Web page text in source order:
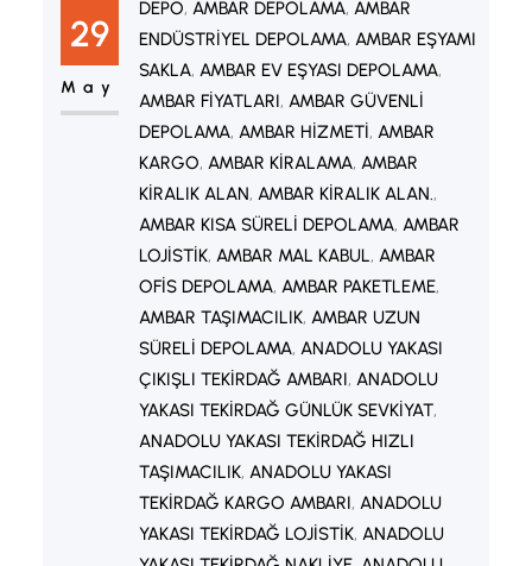
fabrikalar ve kurumsal işletmeler için
sunulan bu hizmet, iş süreçlerinin
kesintiye uğramadan devam
etmesine yardımcı olur. Deneyimli
ekipler tarafından gerçekleştirilen
işyerinakliyatı sayesinde eşyalarınız
güvenle taşınırken zamandan da
tasarruf…
29
May
DEPO, AMBAR DEPOLAMA, AMBAR
ENDÜSTRIYEL DEPOLAMA, AMBAR EŞYAMI
SAKLA, AMBAR EV EŞYASI DEPOLAMA
AMBAR FIYATLARI, AMBAR GÜVENLI
DEPOLAMA, AMBAR HIZMETI, AMBAR
KARGO, AMBAR KIRALAMA, AMBAR
KIRALIK ALAN, AMBAR KIRALIK ALAN.
AMBAR KISA SÜRELI DEPOLAMA, AMBAR
LOJISTIK, AMBAR MAL KABUL, AMBAR
OFIS DEPOLAMA, AMBAR PAKETLEME
AMBAR TAŞIMACILIK, AMBAR UZUN
SÜRELI DEPOLAMA, ANADOLU YAKASI
ÇIKIŞLI TEKIRDAĞ AMBARI, ANADOLU
YAKASI TEKIRDAĞ GÜNLÜK SEVKIYAT
ANADOLU YAKASI TEKIRDAĞ HIZLI
TAŞIMACILIK, ANADOLU YAKASI
TEKIRDAĞ KARGO AMBARI, ANADOLU
YAKASI TEKIRDAĞ LOJISTIK, ANADOLU